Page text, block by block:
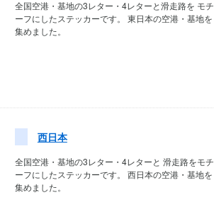
全国空港・基地の3レター・4レターと滑走路を モチ
ーフにしたステッカーです。 東日本の空港・基地を
集めました。
西日本
全国空港・基地の3レター・4レターと 滑走路をモチ
ーフにしたステッカーです。 西日本の空港・基地を
集めました。